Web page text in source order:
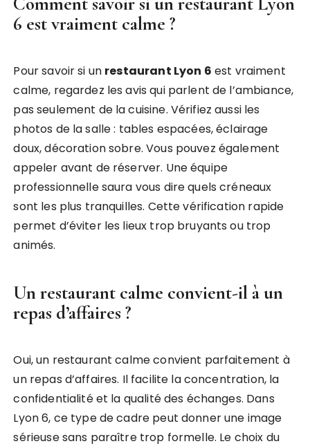
6 est vraiment calme ?
Pour savoir si un restaurant Lyon 6 est vraiment
calme, regardez les avis qui parlent de l’ambiance,
pas seulement de la cuisine. Vérifiez aussi les
photos de la salle : tables espacées, éclairage
doux, décoration sobre. Vous pouvez également
appeler avant de réserver. Une équipe
professionnelle saura vous dire quels créneaux
sont les plus tranquilles. Cette vérification rapide
permet d’éviter les lieux trop bruyants ou trop
animés.
Un restaurant calme convient-il à un
repas d’affaires ?
Oui, un restaurant calme convient parfaitement à
un repas d’affaires. Il facilite la concentration, la
confidentialité et la qualité des échanges. Dans
Lyon 6, ce type de cadre peut donner une image
sérieuse sans paraître trop formelle. Le choix du